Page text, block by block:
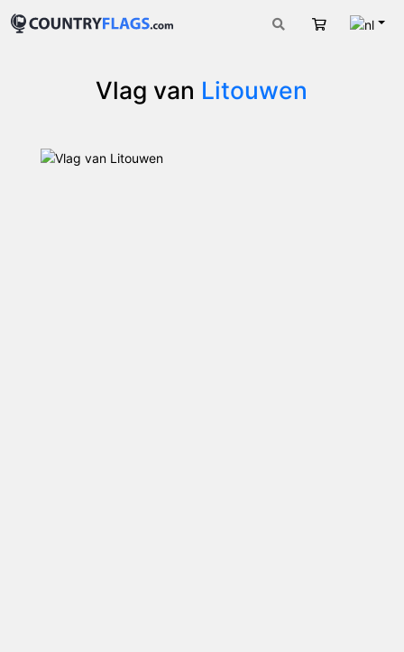
Winkelwagen
Vlag van Litouwen